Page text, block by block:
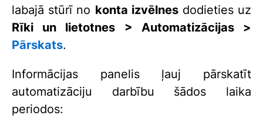
labajā stūrī no konta izvēlnesdodieties uz
Rīki un lietotnes > Automatizācijas >
Pārskats.
Informācijas panelis ļauj pārskatīt
automatizāciju darbību šādos laika
periodos: